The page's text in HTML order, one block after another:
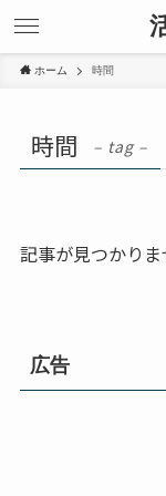
ホーム 時間
時間 – tag –
記事が見つかりま
広告